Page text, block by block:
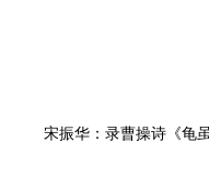
宋振华：录曹操诗《龟虽